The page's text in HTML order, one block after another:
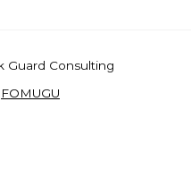
Guard Consulting
FOMUGU